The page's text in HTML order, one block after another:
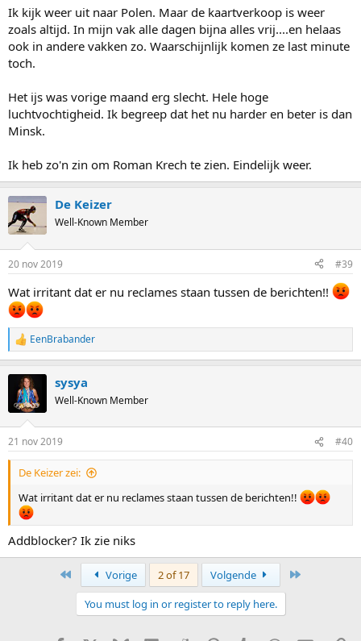
Ik kijk weer uit naar Polen. Maar de kaartverkoop is weer
zoals altijd. In mijn vak alle dagen bijna alles vrij....en helaas
ook in andere vakken zo. Waarschijnlijk komen ze last minute
toch.
Het ijs was vorige maand erg slecht. Hele hoge
luchtvochtigheid. Ik begreep dat het nu harder en beter is dan
Minsk.
Ik heb zo'n zin om Roman Krech te zien. Eindelijk weer.
De Keizer
Well-Known Member
20 nov 2019 #39
Wat irritant dat er nu reclames staan tussen de berichten!!
R
e
i
s
:
EenBrabander
sysya
Well-Known Member
21 nov 2019 #40
De Keizer zei:
Wat irritant dat er nu reclames staan tussen de berichten!!
Addblocker? Ik zie niks
Vorige 2 of 17 Volgende
You must log in or register to reply here.